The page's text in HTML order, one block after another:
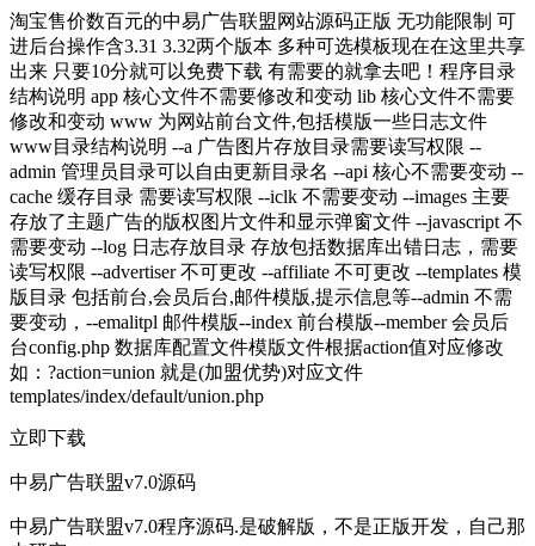
淘宝售价数百元的中易广告联盟网站源码正版 无功能限制 可
进后台操作含3.31 3.32两个版本 多种可选模板现在在这里共享
出来 只要10分就可以免费下载 有需要的就拿去吧！程序目录
结构说明 app 核心文件不需要修改和变动 lib 核心文件不需要
修改和变动 www 为网站前台文件,包括模版一些日志文件
www目录结构说明 --a 广告图片存放目录需要读写权限 --
admin 管理员目录可以自由更新目录名 --api 核心不需要变动 --
cache 缓存目录 需要读写权限 --iclk 不需要变动 --images 主要
存放了主题广告的版权图片文件和显示弹窗文件 --javascript 不
需要变动 --log 日志存放目录 存放包括数据库出错日志，需要
读写权限 --advertiser 不可更改 --affiliate 不可更改 --templates 模
版目录 包括前台,会员后台,邮件模版,提示信息等--admin 不需
要变动，--emalitpl 邮件模版--index 前台模版--member 会员后
台config.php 数据库配置文件模版文件根据action值对应修改
如：?action=union 就是(加盟优势)对应文件
templates/index/default/union.php
立即下载
中易广告联盟v7.0源码
中易广告联盟v7.0程序源码.是破解版，不是正版开发，自己那